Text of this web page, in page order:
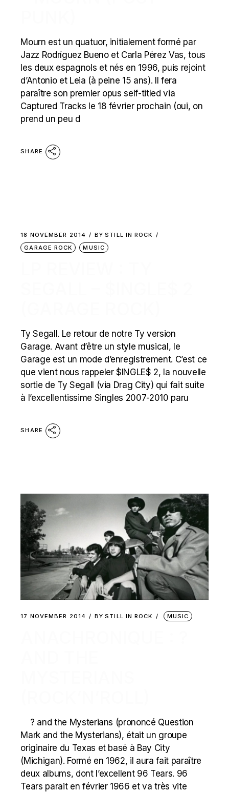
Mourn est un quatuor, initialement formé par
Jazz Rodríguez Bueno et Carla Pérez Vas, tous
les deux espagnols et nés en 1996, puis rejoint
d’Antonio et Leia (à peine 15 ans). Il fera
paraître son premier opus self-titled via
Captured Tracks le 18 février prochain (oui, on
prend un peu d
SHARE
18 NOVEMBER 2014 BY STILL IN ROCK
GARAGE ROCK
MUSIC
Ty Segall. Le retour de notre Ty version
Garage. Avant d’être un style musical, le
Garage est un mode d’enregistrement. C’est ce
que vient nous rappeler $INGLE$ 2, la nouvelle
sortie de Ty Segall (via Drag City) qui fait suite
à l’excellentissime Singles 2007-2010 paru
SHARE
17 NOVEMBER 2014 BY STILL IN ROCK MUSIC
? and the Mysterians (prononcé Question
Mark and the Mysterians), était un groupe
originaire du Texas et basé à Bay City
(Michigan). Formé en 1962, il aura fait paraître
deux albums, dont l’excellent 96 Tears. 96
Tears parait en février 1966 et va très vite